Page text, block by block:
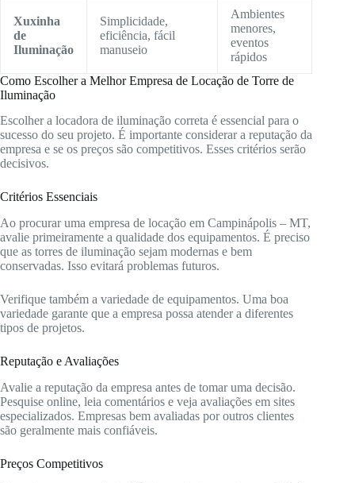
Xuxinha
de
Iluminação
Simplicidade,
eficiência, fácil
manuseio
Ambientes
menores,
eventos
rápidos
Como Escolher a Melhor Empresa de Locação de Torre de
Iluminação
Escolher a locadora de iluminação correta é essencial para o
sucesso do seu projeto. É importante considerar a reputação da
empresa e se os preços são competitivos. Esses critérios serão
decisivos.
Critérios Essenciais
Ao procurar uma empresa de locação em Campinápolis – MT,
avalie primeiramente a qualidade dos equipamentos. É preciso
que as torres de iluminação sejam modernas e bem
conservadas. Isso evitará problemas futuros.
Verifique também a variedade de equipamentos. Uma boa
variedade garante que a empresa possa atender a diferentes
tipos de projetos.
Reputação e Avaliações
Avalie a reputação da empresa antes de tomar uma decisão.
Pesquise online, leia comentários e veja avaliações em sites
especializados. Empresas bem avaliadas por outros clientes
são geralmente mais confiáveis.
Preços Competitivos